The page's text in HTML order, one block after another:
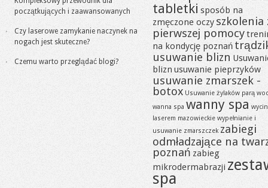
początkujących i zaawansowanych
Czy laserowe zamykanie naczynek na
nogach jest skuteczne?
Czemu warto przeglądać blogi?
tabletki sposób na
zmęczone oczy szkolenia
pierwszej pomocy
na kondycję poznań
usuwanie blizn
blizn usuwanie pieprzyków
usuwanie zmarszek -
botox Usuwanie żylaków parą
wanna spa wanny spa
laserem mazowieckie wypełnianie i
usuwanie zmarszczek zabiegi
odmładzające na
poznań zabieg
mikrodermabrazji
spa